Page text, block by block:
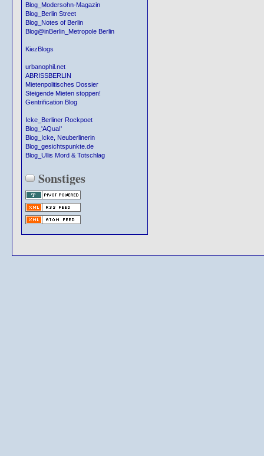
Blog_Modersohn-Magazin
Blog_Berlin Street
Blog_Notes of Berlin
Blog@inBerlin_Metropole Berlin
KiezBlogs
urbanophil.net
ABRISSBERLIN
Mietenpolitisches Dossier
Steigende Mieten stoppen!
Gentrification Blog
Icke_Berliner Rockpoet
Blog_'AQua!'
Blog_Icke, Neuberlinerin
Blog_gesichtspunkte.de
Blog_Ullis Mord & Totschlag
Sonstiges